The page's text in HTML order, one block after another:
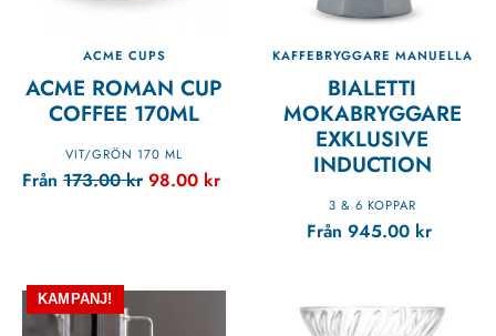
ACME CUPS
ACME ROMAN CUP
COFFEE 170ML
VIT/GRÖN 170 ML
Från 173.00kr 98.00 kr
KAFFEBRYGGARE MANUELLA
BIALETTI
MOKABRYGGARE
EXKLUSIVE
INDUCTION
3 & 6 KOPPAR
Från 945.00 kr
KAMPANJ!